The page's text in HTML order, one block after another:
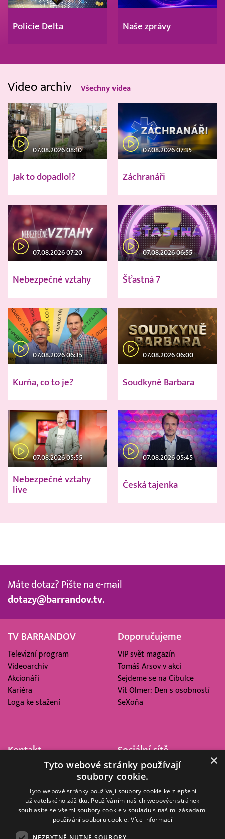
Policie Delta Naše zprávy
Video archiv Všechny videa
07.08.2026 08:10
Jak to dopadlo!?
07.08.2026 07:35
Záchranáři
07.08.2026 07:20
Nebezpečné vztahy
07.08.2026 06:55
Šťastná 7
07.08.2026 06:35
Kurňa, co to je?
07.08.2026 06:00
Soudkyně Barbara
07.08.2026 05:55
Nebezpečné vztahy
live
07.08.2026 05:45
Česká tajenka
Máte dotaz? Pište na e-mail
dotazy@barrandov.tv.
TV BARRANDOV
Televizní program
Videoarchiv
Akcionáři
Kariéra
Loga ke stažení
Doporučujeme
VIP svět magazín
Tomáš Arsov v akci
Sejdeme se na Cibulce
Vít Olmer: Den s osobností
SeXoňa
Kontakt
Barrandov Televizní Studio,
Kříženeckého nám. 322
152 00 Praha 5
IČ 416 93 311
Sociální sítě
×
Tyto webové stránky používají
soubory cookie.
Tyto webové stránky používají soubory cookie ke zlepšení
uživatelského zážitku. Používáním našich webových stránek
souhlasíte se všemi soubory cookie v souladu s našimi zásadami
používání souborů cookie. Více informací